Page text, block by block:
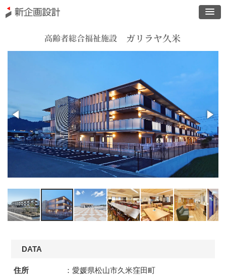
高齢者総合福祉施設ガリラヤ久米
DATA
住所
：愛媛県松山市久米窪田町